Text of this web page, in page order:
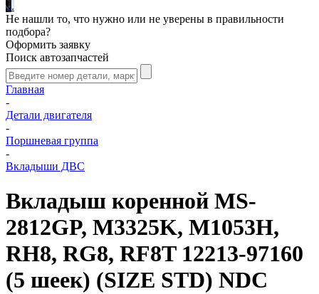
...
Не нашли то, что нужно или не уверены в правильности
подбора?
Оформить заявку
Поиск автозапчастей
Главная
-
Детали двигателя
-
Поршневая группа
-
Вкладыши ДВС
Вкладыш коренной MS-
2812GP, M3325K, M1053H,
RH8, RG8, RF8T 12213-97160
(5 шеек) (SIZE STD) NDC